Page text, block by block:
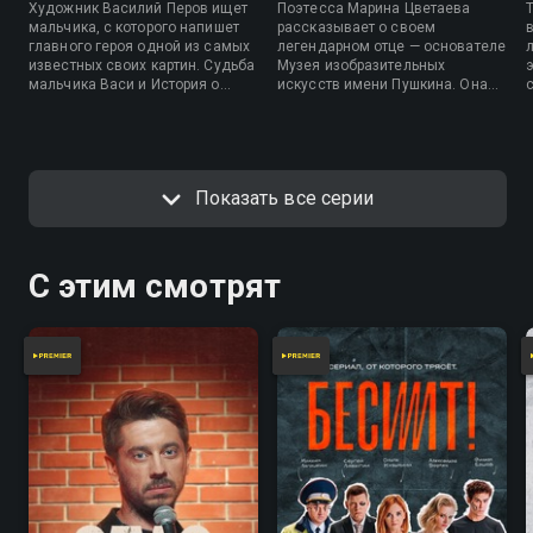
Художник Василий Перов ищет
мальчика, с которого напишет
главного героя одной из самых
известных своих картин. Судьба
мальчика Васи и История о
Поэтесса Марина Цветаева
рассказывает о своем
легендарном отце — основателе
Музея изобразительных
искусств имени Пушкина. Она
первые экскурсии по собранию.
Показать все серии
С этим смотрят